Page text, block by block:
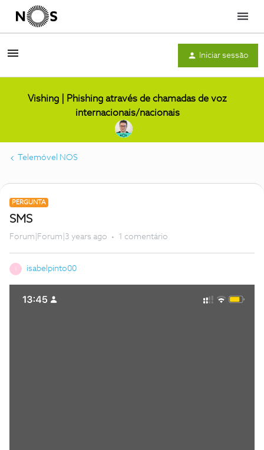
Menu
Iniciar sessão
Vishing | Phishing através de chamadas de voz
internacionais/nacionais
Telemóvel NOS
PERGUNTA
SMS
Forum|Forum|3 years ago 1 comentário
isabelpinto00